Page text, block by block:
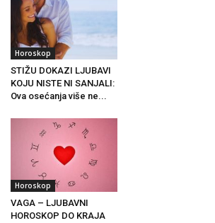
Horoskop
STIŽU DOKAZI LJUBAVI
KOJU NISTE NI SANJALI:
Ova osećanja više ne...
Horoskop
VAGA – LJUBAVNI
HOROSKOP DO KRAJA